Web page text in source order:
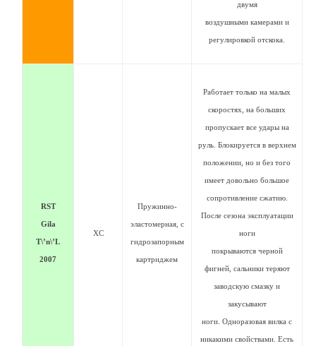
двумя
воздушными камерами и
регулировкой отскока.
RST
Gila
T\’n\’L
2007
XC
Пружинно-
эластомерная, с
гидрозапорным
картриджем
Работает только на малых
скоростях, на больших
пропускает все удары на
руль. Блокируется в верхнем
положении, но и без того
имеет довольно большое
сопротивление сжатию.
После сезона эксплуатации
ноги
покрываются черной
фигней, сальники теряют
заводскую смазку и
закусывают
ноги. Одноразовая вилка с
никакими свойствами. Есть